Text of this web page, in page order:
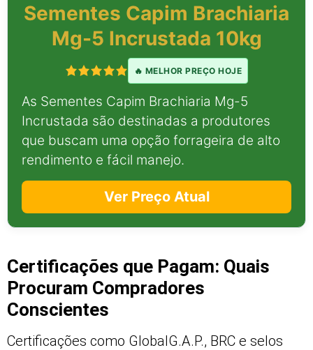
Sementes Capim Brachiaria
Mg-5 Incrustada 10kg
🔥 MELHOR PREÇO HOJE
As Sementes Capim Brachiaria Mg-5
Incrustada são destinadas a produtores
que buscam uma opção forrageira de alto
rendimento e fácil manejo.
Ver Preço Atual
Certificações que Pagam: Quais
Procuram Compradores
Conscientes
Certificações como GlobalG.A.P., BRC e selos